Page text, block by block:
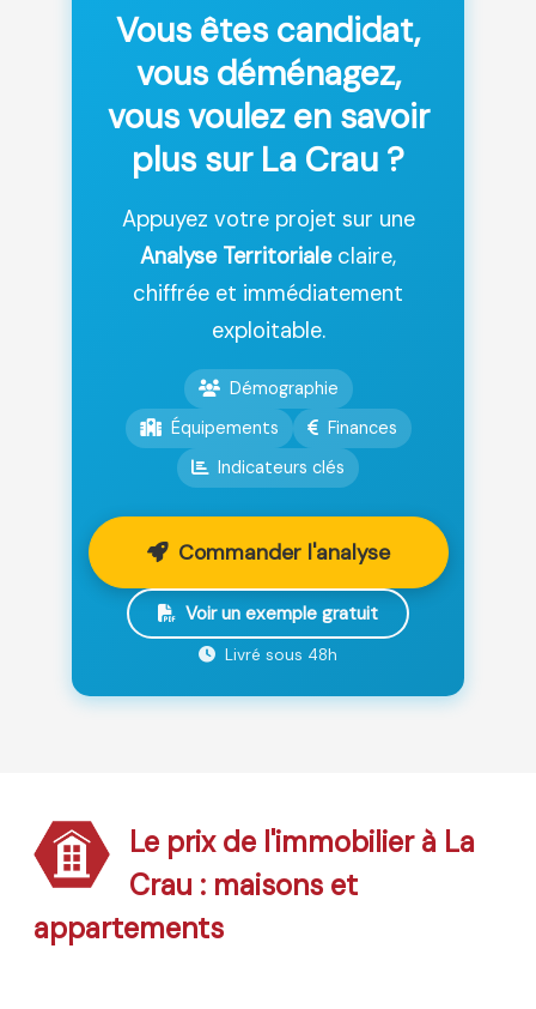
Vous êtes candidat,
vous déménagez,
vous voulez en savoir
plus sur La Crau ?
Appuyez votre projet sur une
Analyse Territorialeclaire,
chiffrée et immédiatement
exploitable.
Démographie
Équipements
Finances
Indicateurs clés
Commander l'analyse
Voir un exemple gratuit
Livré sous 48h
Le prix de l'immobilier à La
Crau : maisons et
appartements